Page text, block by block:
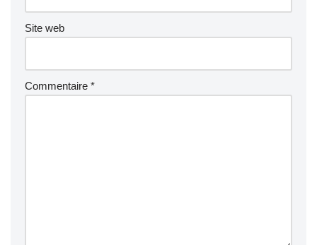
Site web
Commentaire *